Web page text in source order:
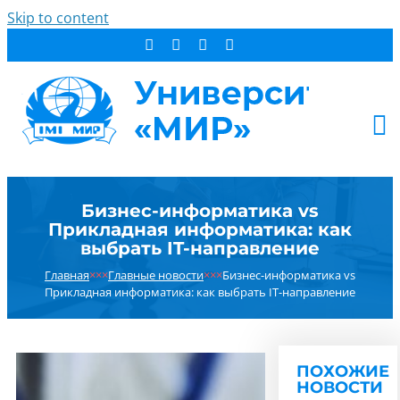
Skip to content
СТУДЕНТУ
ДОПОБРАЗОВАНИЕ
ОБ УНИВЕРСИТЕТЕ
НОВОСТИ
РЕЗУЛЬТАТ ПОИСКА:
Бизнес-информатика vs
Прикладная информатика: как
выбрать IT-направление
Главная×××Главные новости×××Бизнес-информатика vs
Прикладная информатика: как выбрать IT-направление
ПОХОЖИЕ
НОВОСТИ